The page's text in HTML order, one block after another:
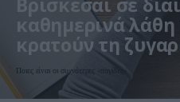
καθημερινά
κρατούν τη
Ποιες είναι οι συχνότερες «παγίδες»